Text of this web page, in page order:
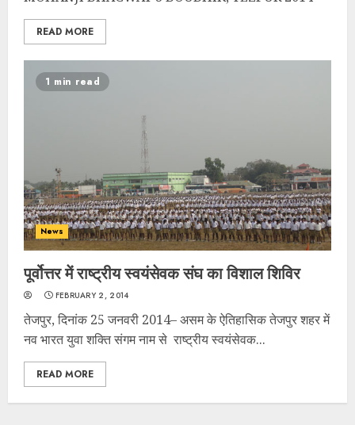
READ MORE
1 min read
News
पूर्वोत्तर में राष्ट्रीय स्वयंसेवक संघ का विशाल शिविर
FEBRUARY 2, 2014
तेजपुर, दिनांक 25 जनवरी 2014– असम के ऐतिहासिक तेजपुर शहर में
नव भारत युवा शक्ति संगम नाम से राष्ट्रीय स्वयंसेवक...
READ MORE